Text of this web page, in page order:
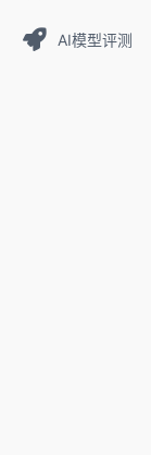
AI模型评测